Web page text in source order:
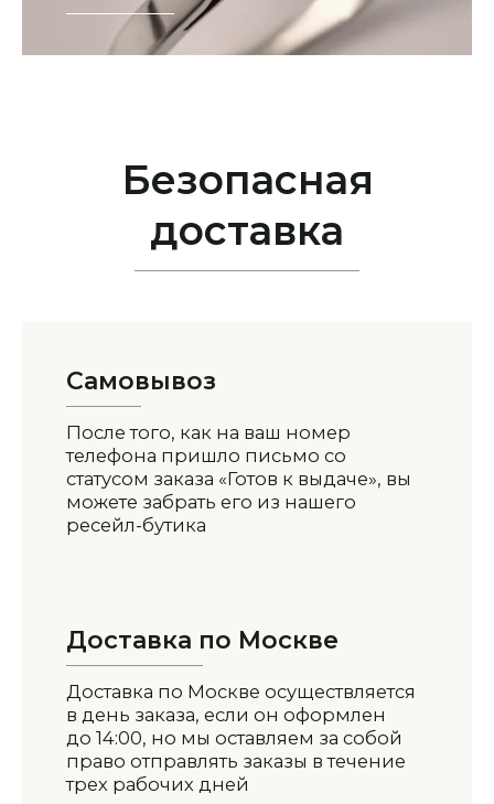
Безопасная
доставка
Самовывоз
После того, как на ваш номер
телефона пришло письмо со
статусом заказа «Готов к выдаче», вы
можете забрать его из нашего
ресейл-бутика
Доставка по Москве
Доставка по Москве осуществляется
в день заказа, если он оформлен
до 14:00, но мы оставляем за собой
право отправлять заказы в течение
трех рабочих дней